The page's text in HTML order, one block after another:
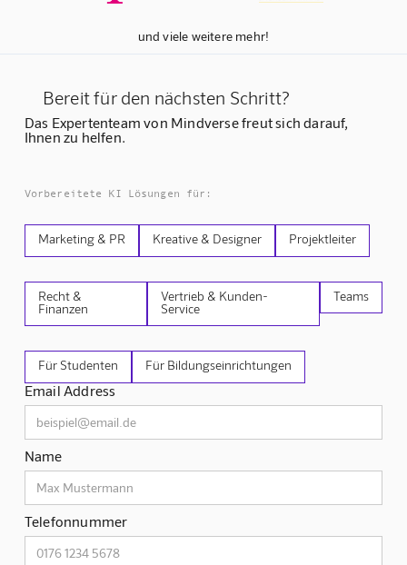
und viele weitere mehr!
Bereit für den nächsten Schritt?
Das Expertenteam von Mindverse freut sich darauf,
Ihnen zu helfen.
Vorbereitete KI Lösungen für:
Marketing & PR Kreative & Designer Projektleiter
Recht &
Finanzen
Vertrieb & Kunden-
Service
Teams
Für Studenten Für Bildungseinrichtungen
Email Address
Name
Telefonnummer